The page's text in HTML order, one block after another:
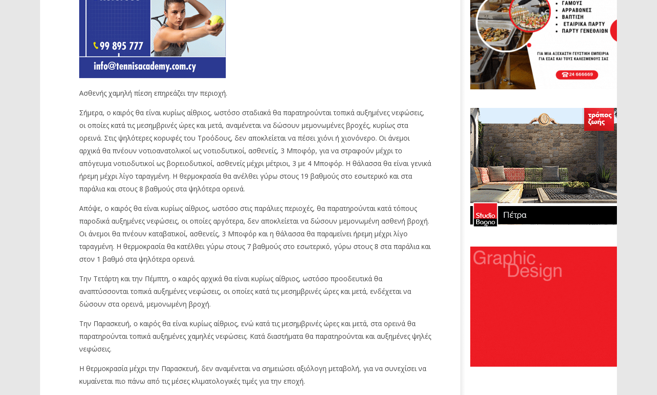
Ασθενής χαμηλή πίεση επηρεάζει την περιοχή.
Σήμερα, ο καιρός θα είναι κυρίως αίθριος, ωστόσο σταδιακά θα παρατηρούνται τοπικά αυξημένες νεφώσεις,
οι οποίες κατά τις μεσημβρινές ώρες και μετά, αναμένεται να δώσουν μεμονωμένες βροχές, κυρίως στα
ορεινά. Στις ψηλότερες κορυφές του Τροόδους, δεν αποκλείεται να πέσει χιόνι ή χιονόνερο. Οι άνεμοι
αρχικά θα πνέουν νοτιοανατολικοί ως νοτιοδυτικοί, ασθενείς, 3 Μποφόρ, για να στραφούν μέχρι το
απόγευμα νοτιοδυτικοί ως βορειοδυτικοί, ασθενείς μέχρι μέτριοι, 3 με 4 Μποφόρ. Η θάλασσα θα είναι γενικά
ήρεμη μέχρι λίγο ταραγμένη. Η θερμοκρασία θα ανέλθει γύρω στους 19 βαθμούς στο εσωτερικό και στα
παράλια και στους 8 βαθμούς στα ψηλότερα ορεινά.
Απόψε, ο καιρός θα είναι κυρίως αίθριος, ωστόσο στις παράλιες περιοχές, θα παρατηρούνται κατά τόπους
παροδικά αυξημένες νεφώσεις, οι οποίες αργότερα, δεν αποκλείεται να δώσουν μεμονωμένη ασθενή βροχή.
Οι άνεμοι θα πνέουν καταβατικοί, ασθενείς, 3 Μποφόρ και η θάλασσα θα παραμείνει ήρεμη μέχρι λίγο
ταραγμένη. Η θερμοκρασία θα κατέλθει γύρω στους 7 βαθμούς στο εσωτερικό, γύρω στους 8 στα παράλια και
στον 1 βαθμό στα ψηλότερα ορεινά.
Την Τετάρτη και την Πέμπτη, ο καιρός αρχικά θα είναι κυρίως αίθριος, ωστόσο προοδευτικά θα
αναπτύσσονται τοπικά αυξημένες νεφώσεις, οι οποίες κατά τις μεσημβρινές ώρες και μετά, ενδέχεται να
δώσουν στα ορεινά, μεμονωμένη βροχή.
Την Παρασκευή, ο καιρός θα είναι κυρίως αίθριος, ενώ κατά τις μεσημβρινές ώρες και μετά, στα ορεινά θα
παρατηρούνται τοπικά αυξημένες χαμηλές νεφώσεις. Κατά διαστήματα θα παρατηρούνται και αυξημένες ψηλές
νεφώσεις.
Η θερμοκρασία μέχρι την Παρασκευή, δεν αναμένεται να σημειώσει αξιόλογη μεταβολή, για να συνεχίσει να
κυμαίνεται πιο πάνω από τις μέσες κλιματολογικές τιμές για την εποχή.